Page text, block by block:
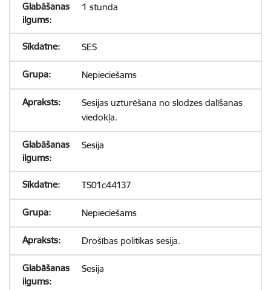
1 stunda
SES
Nepieciešams
Sesijas uzturēšana no slodzes dalīšanas
viedokļa.
Sesija
TS01c44137
Nepieciešams
Drošības politikas sesija.
Sesija